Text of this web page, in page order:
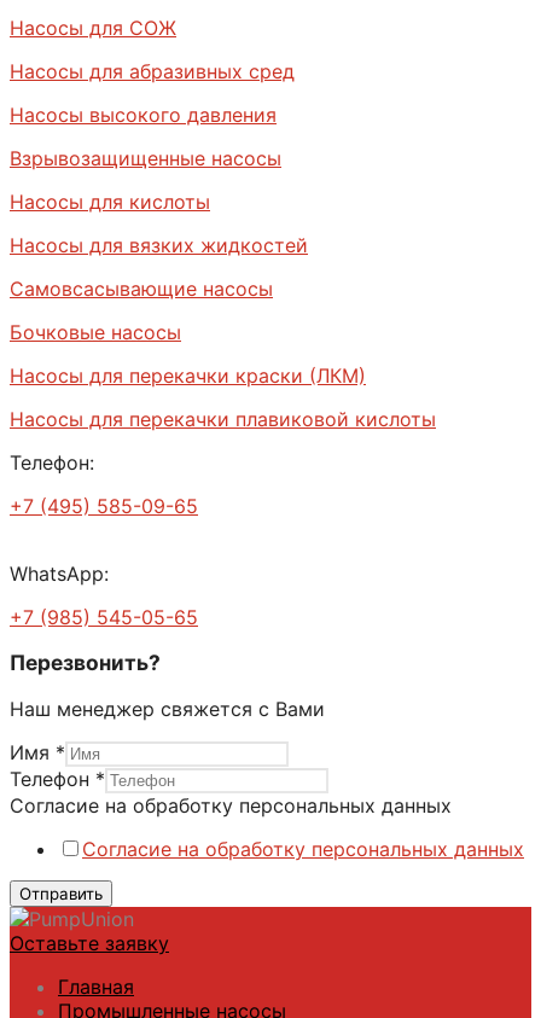
Насосы для СОЖ
Насосы для абразивных сред
Насосы высокого давления
Взрывозащищенные насосы
Насосы для кислоты
Насосы для вязких жидкостей
Самовсасывающие насосы
Бочковые насосы
Насосы для перекачки краски (ЛКМ)
Насосы для перекачки плавиковой кислоты
Телефон:
+7 (495) 585-09-65
WhatsApp:
+7 (985) 545-05-65
Перезвонить?
Наш менеджер свяжется с Вами
Имя *
Телефон *
на
обработку
Согласие на обработку персональных данных
Согласие на обработку персональных данных
Отправить
Оставьте заявку
Главная
Промышленные насосы